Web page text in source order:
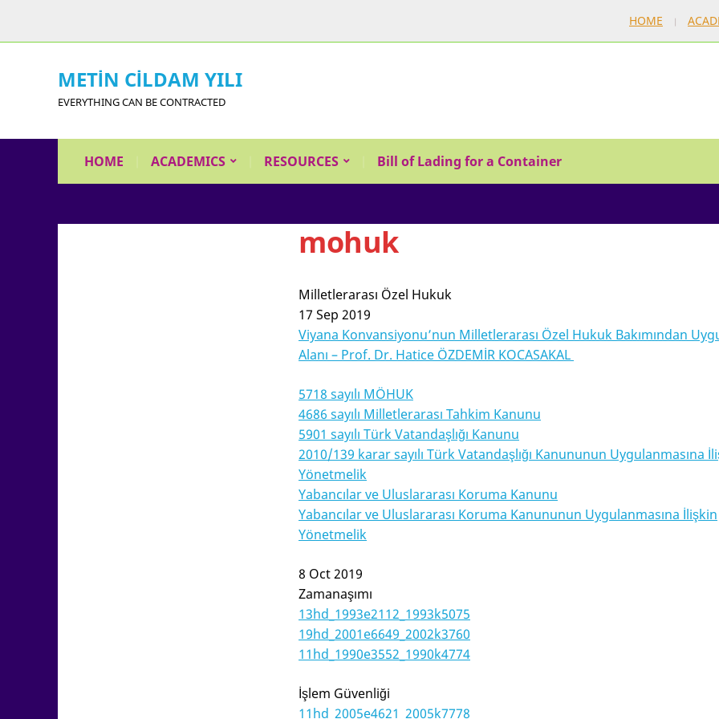
HOME
METİN CİLDAM YILI
EVERYTHING CAN BE CONTRACTED
HOME ACADEMICS RESOURCES Bill of Lading for a Container
mohuk
Milletlerarası Özel Hukuk
17 Sep 2019
Viyana Konvansiyonu’nun Milletlerarası Özel Hukuk Bakımından
Alanı – Prof. Dr. Hatice ÖZDEMİR KOCASAKAL
5718 sayılı MÖHUK
4686 sayılı Milletlerarası Tahkim Kanunu
5901 sayılı Türk Vatandaşlığı Kanunu
2010/139 karar sayılı Türk Vatandaşlığı Kanununun Uygulanmasına
Yönetmelik
Yabancılar ve Uluslararası Koruma Kanunu
Yabancılar ve Uluslararası Koruma Kanununun Uygulanmasına İlişkin
Yönetmelik
8 Oct 2019
Zamanaşımı
13hd_1993e2112_1993k5075
19hd_2001e6649_2002k3760
11hd_1990e3552_1990k4774
İşlem Güvenliği
11hd_2005e4621_2005k7778